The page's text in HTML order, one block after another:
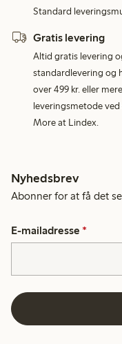
Standard
Gratis levering
Altid gratis levering
standardlevering og
over 499 kr. eller
leveringsmetode
More at Lindex.
Nyhedsbrev
Abonner for at få det
E-mailadresse *